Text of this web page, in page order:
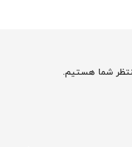
شما هستیم.